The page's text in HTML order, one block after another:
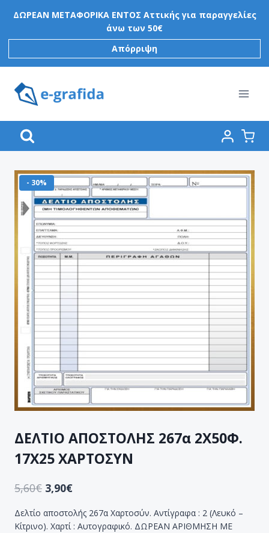
ΔΩΡΕΑΝ ΜΕΤΑΦΟΡΙΚΑ ΕΝΤΟΣ Αττικής για παραγγελίες
άνω των 50€
Απόρριψη
- 30%
ΔΕΛΤΙΟ ΑΠΟΣΤΟΛΗΣ 267α 2Χ50Φ.
17Χ25 ΧΑΡΤΟΣΥΝ
5,60€ 3,90€
Δελτίο αποστολής 267α Χαρτοσύν. Αντίγραφα : 2 (Λευκό –
Κίτρινο). Χαρτί : Αυτογραφικό. ΔΩΡΕΑΝ ΑΡΙΘΜΗΣΗ ΜΕ